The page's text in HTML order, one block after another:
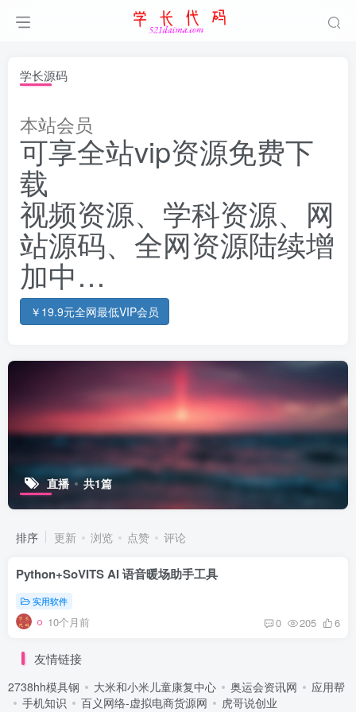
学长源码
本站会员
可享全站vip资源免费下
载
视频资源、学科资源、网
站源码、全网资源陆续增
加中…
￥19.9元全网最低VIP会员
直播 共1篇
排序 更新 浏览 点赞 评论
Python+SoVITS AI 语音暖场助手工具
实用软件
10个月前 0 205 6
友情链接
2738hh模具钢 大米和小米儿童康复中心 奥运会资讯网
应用帮
手机知识
百义网络-虚拟电商货源网 虎哥说创业